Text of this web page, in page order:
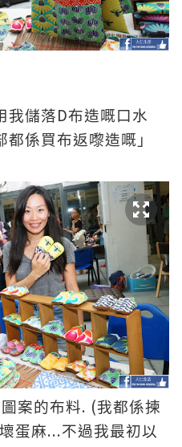
我儲落D布造嘅口水
都係買布返嚟造嘅」
案的布料. (我都係揀
蛋麻...不過我最初以